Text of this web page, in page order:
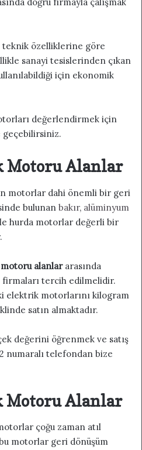
teknik özelliklerine göre
sanayi tesislerinden çıkan
için ekonomik
değerlendirmek için
geçebilirsiniz.
Motoru Alanlar
motorlar dahi önemli bir geri
bulunan bakır, alüminyum
hurda motorlar değerli bir
alanlararasında
tercih edilmelidir.
elektrik motorlarını kilogram
satın almaktadır.
değerini öğrenmek ve satış
numaralı telefondan bize
Motoru Alanlar
çoğu zaman atıl
bu motorlar geri dönüşüm